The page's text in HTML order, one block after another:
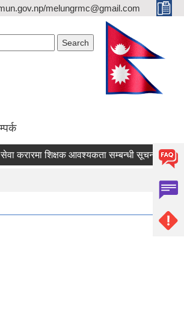
melungrmc@gmail.com
करारमा शिक्षक आवश्‍यकता सम्बन्धी सूचना !